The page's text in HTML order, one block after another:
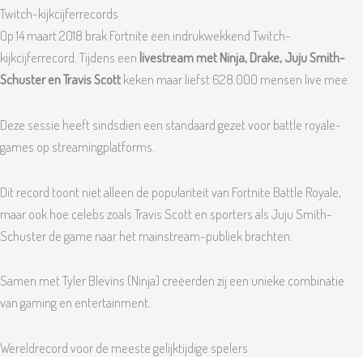
Twitch-kijkcijferrecords
Op 14 maart 2018 brak Fortnite een indrukwekkend Twitch-
kijkcijferrecord. Tijdens een livestream met Ninja, Drake, Juju Smith-
Schuster en Travis Scottkeken maar liefst 628.000 mensen live mee.
Deze sessie heeft sindsdien een standaard gezet voor battle royale-
games op streamingplatforms.
Dit record toont niet alleen de populariteit van Fortnite Battle Royale,
maar ook hoe celebs zoals Travis Scott en sporters als Juju Smith-
Schuster de game naar het mainstream-publiek brachten.
Samen met Tyler Blevins (Ninja) creëerden zij een unieke combinatie
van gaming en entertainment.
Wereldrecord voor de meeste gelijktijdige spelers